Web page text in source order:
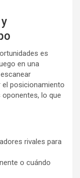
es
en una
posicionamiento
lo que
rivales para
o cuándo